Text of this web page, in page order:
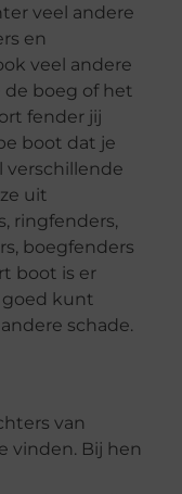
veel andere
en
veel andere
de boeg of het
fender jij
boot dat je
verschillende
uit
ringfenders,
boegfenders
boot is er
goed kunt
schade.
van
vinden. Bij hen